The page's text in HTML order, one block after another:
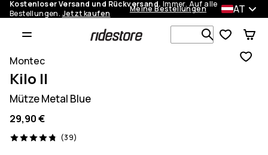
Kostenloser Versand und Rückversand. Immer. Auf alle
Bestellungen. Jetzt kaufen Meine Bestellungen AT
Montec
Kilo II
Mütze Metal Blue
29,90 €
(39)
39 Reviews, 4.8/5